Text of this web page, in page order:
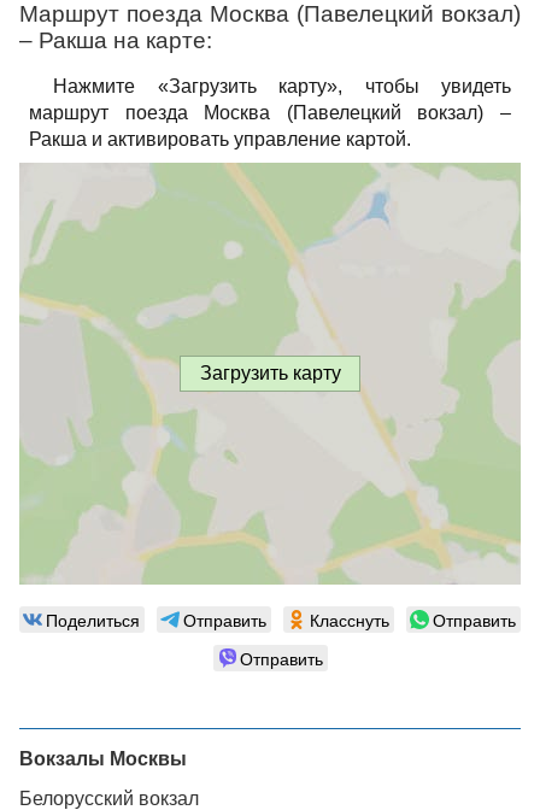
Маршрут поезда Москва (Павелецкий вокзал)
– Ракша на карте:
Нажмите «Загрузить карту», чтобы увидеть
маршрут поезда Москва (Павелецкий вокзал) –
Ракша и активировать управление картой.
Загрузить карту
Поделиться Отправить Класснуть
Отправить
Отправить
Вокзалы Москвы
Белорусский вокзал